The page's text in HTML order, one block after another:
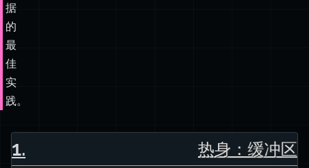
据
的
最
佳
实
践。
1. 热身：缓冲区